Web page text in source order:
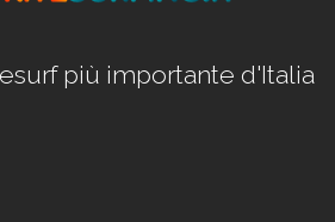
più importante d'Italia